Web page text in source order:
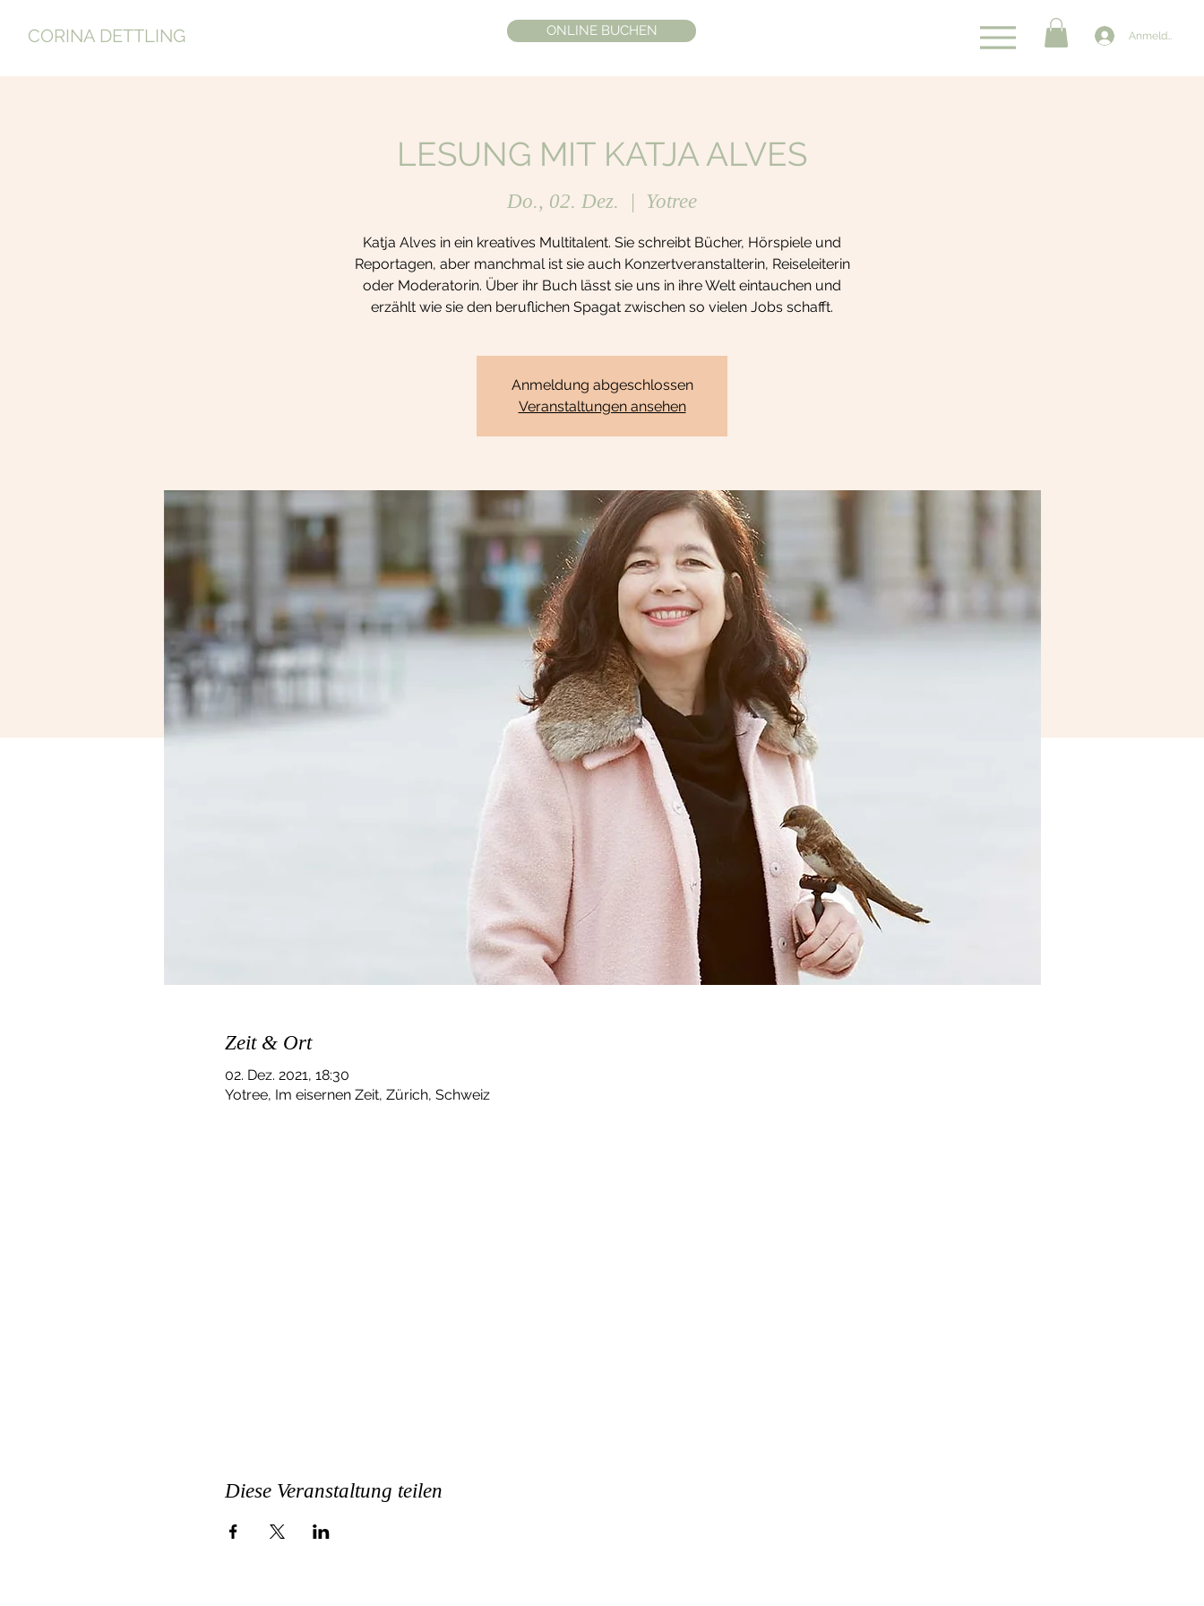
CORINA DETTLING Anmelden
ONLINE BUCHEN
LESUNG MIT KATJA ALVES
Do., 02. Dez.
  |
Yotree
Katja Alves in ein kreatives Multitalent. Sie schreibt Bücher, Hörspiele und
Reportagen, aber manchmal ist sie auch Konzertveranstalterin, Reiseleiterin
oder Moderatorin. Über ihr Buch lässt sie uns in ihre Welt eintauchen und
erzählt wie sie den beruflichen Spagat zwischen so vielen Jobs schafft.
Anmeldung abgeschlossen
Veranstaltungen ansehen
Zeit & Ort
02. Dez. 2021, 18:30
Yotree, Im eisernen Zeit, Zürich, Schweiz
Diese Veranstaltung teilen